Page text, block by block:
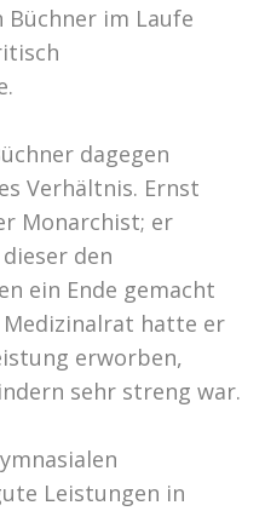
im Laufe
dagegen
Verhältnis. Ernst
Monarchist; er
den
ein Ende gemacht
Medizinalrat hatte er
erworben,
sehr streng war.
Leistungen in